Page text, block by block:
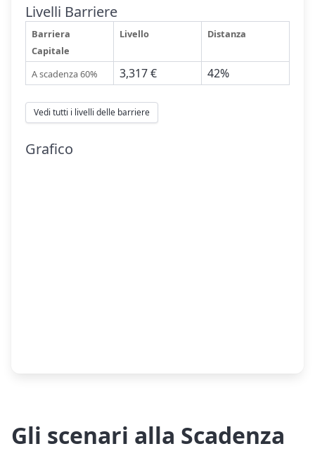
Livelli Barriere
Barriera
Capitale
Livello Distanza
A scadenza 60% 3,317 € 42%
Vedi tutti i livelli delle barriere
Grafico
Gli scenari alla Scadenza